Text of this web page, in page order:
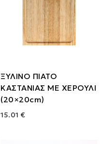
ΞΥΛΙΝΟ ΠΙΑΤΟ
ΚΑΣΤΑΝΙΑΣ ΜΕ ΧΕΡΟΥΛΙ
(20×20cm)
15.01 €